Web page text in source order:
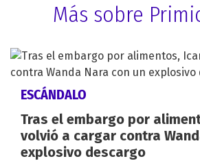
Más sobre
ESCÁNDALO
Tras el embargo por
volvió a cargar contra
explosivo descargo